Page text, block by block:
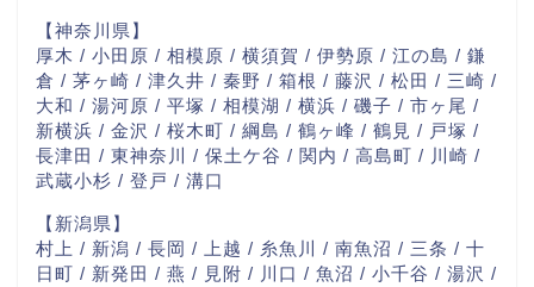
【神奈川県】
厚木 / 小田原 / 相模原 / 横須賀 / 伊勢原 / 江の島 / 鎌
倉 / 茅ヶ崎 / 津久井 / 秦野 / 箱根 / 藤沢 / 松田 / 三崎 /
大和 / 湯河原 / 平塚 / 相模湖 / 横浜 / 磯子 / 市ヶ尾 /
新横浜 / 金沢 / 桜木町 / 綱島 / 鶴ヶ峰 / 鶴見 / 戸塚 /
長津田 / 東神奈川 / 保土ケ谷 / 関内 / 高島町 / 川崎 /
武蔵小杉 / 登戸 / 溝口
【新潟県】
村上 / 新潟 / 長岡 / 上越 / 糸魚川 / 南魚沼 / 三条 / 十
日町 / 新発田 / 燕 / 見附 / 川口 / 魚沼 / 小千谷 / 湯沢 /